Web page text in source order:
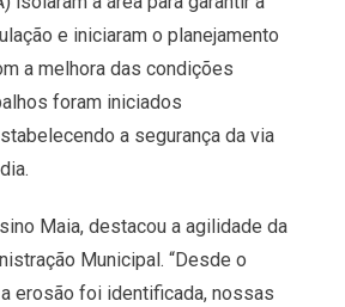
e iniciaram o planejamento
a melhora das condições
foram iniciados
a segurança da via
Maia, destacou a agilidade da
Municipal. “Desde o
erosão foi identificada, nossas